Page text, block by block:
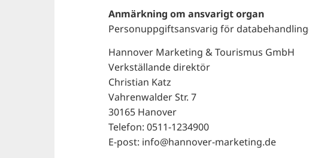
Anmärkning om ansvarigt organ
Personuppgiftsansvarig för
Hannover Marketing & Tourismus GmbH
Verkställande direktör
Christian Katz
Vahrenwalder Str. 7
30165 Hanover
Telefon: 0511-1234900
E-post: info@hannover-marketing.de